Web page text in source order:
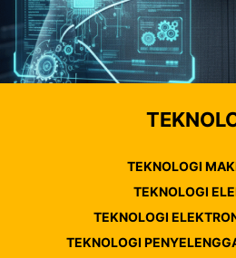
TEKNOLOGI
TEKNOLOGI
TEKNOLOGI
TEKNOLOGI